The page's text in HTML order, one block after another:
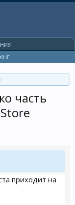
часть
приходит на